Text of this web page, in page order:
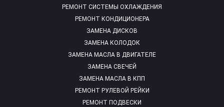
РЕМОНТ СИСТЕМЫ ОХЛАЖДЕНИЯ
РЕМОНТ КОНДИЦИОНЕРА
ЗАМЕНА ДИСКОВ
ЗАМЕНА КОЛОДОК
ЗАМЕНА МАСЛА В ДВИГАТЕЛЕ
ЗАМЕНА СВЕЧЕЙ
ЗАМЕНА МАСЛА В КПП
РЕМОНТ РУЛЕВОЙ РЕЙКИ
РЕМОНТ ПОДВЕСКИ